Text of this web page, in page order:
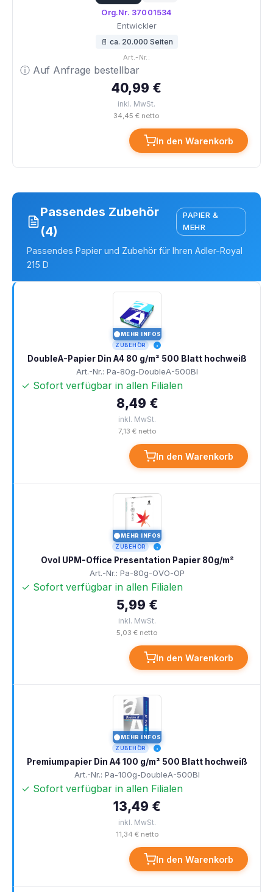
Org.Nr. 37001534
Entwickler
📄 ca. 20.000 Seiten
Art.-Nr.:
ⓘ Auf Anfrage bestellbar
40,99 €
inkl. MwSt.
34,45 € netto
In den Warenkorb
Passendes Zubehör
(4)
PAPIER &
MEHR
Passendes Papier und Zubehör für Ihren Adler-Royal
215 D
MEHR INFOS
ZUBEHÖR
DoubleA-Papier Din A4 80 g/m² 500 Blatt hochweiß
Art.-Nr.: Pa-80g-DoubleA-500Bl
✓ Sofort verfügbar in allen Filialen
8,49 €
inkl. MwSt.
7,13 € netto
In den Warenkorb
MEHR INFOS
ZUBEHÖR
Ovol UPM-Office Presentation Papier 80g/m²
Art.-Nr.: Pa-80g-OVO-OP
✓ Sofort verfügbar in allen Filialen
5,99 €
inkl. MwSt.
5,03 € netto
In den Warenkorb
MEHR INFOS
ZUBEHÖR
Premiumpapier Din A4 100 g/m² 500 Blatt hochweiß
Art.-Nr.: Pa-100g-DoubleA-500Bl
✓ Sofort verfügbar in allen Filialen
13,49 €
inkl. MwSt.
11,34 € netto
In den Warenkorb